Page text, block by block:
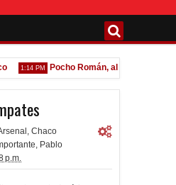
1:14 PM Pocho Román, al ascenso holandés
, Chaco
, Pablo
p.m.